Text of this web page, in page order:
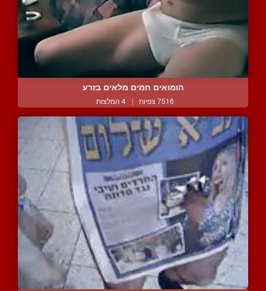
הומואים חמים מלאים בזרע
7516 צפיות | 4 המלצות